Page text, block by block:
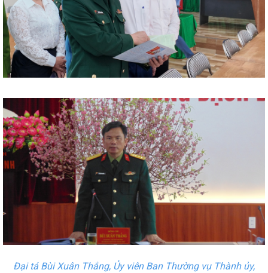
Đại tá Bùi Xuân Thắng, Ủy viên Ban Thường vụ Thành ủy,